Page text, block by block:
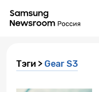
Тэги > Gear S3